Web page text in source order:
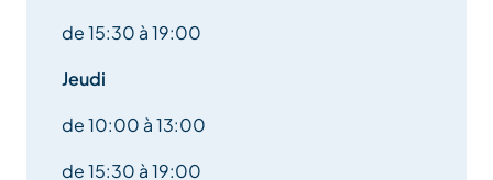
de 15:30 à 19:00
Jeudi
de 10:00 à 13:00
de 15:30 à 19:00